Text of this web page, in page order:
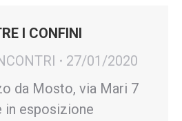
I CONFINI
27/01/2020
da Mosto, via Mari 7
in esposizione